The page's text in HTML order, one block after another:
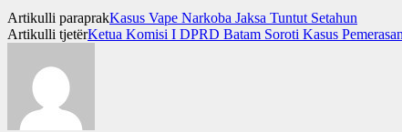
Artikulli paraprakKasus Vape Narkoba Jaksa Tuntut Setahun
Artikulli tjetërKetua Komisi I DPRD Batam Soroti Kasus